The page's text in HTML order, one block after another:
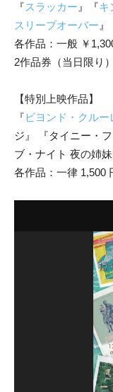
『スラッカー 』『キ
スリープオーバー 』
各作品：⼀般 ￥
2作品券（当⽇限り
【特別上映作品】
『 ビヨンド・クルー
ジ』 『タイニー・
ブ・ナイト 夜の姉妹
各作品：⼀律 1,500